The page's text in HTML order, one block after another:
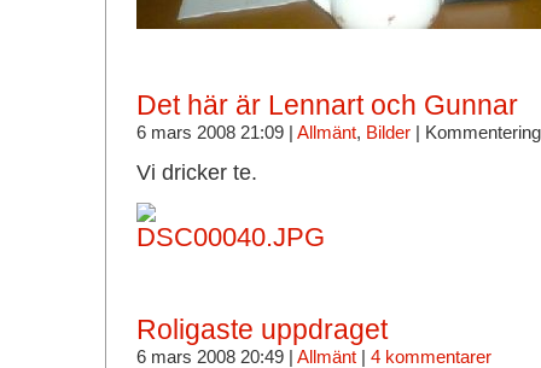
Det här är Lennart och Gunnar
6 mars 2008 21:09 | Allmänt, Bilder|
Vi dricker te.
Roligaste uppdraget
6 mars 2008 20:49 | Allmänt| 4 kommentarer